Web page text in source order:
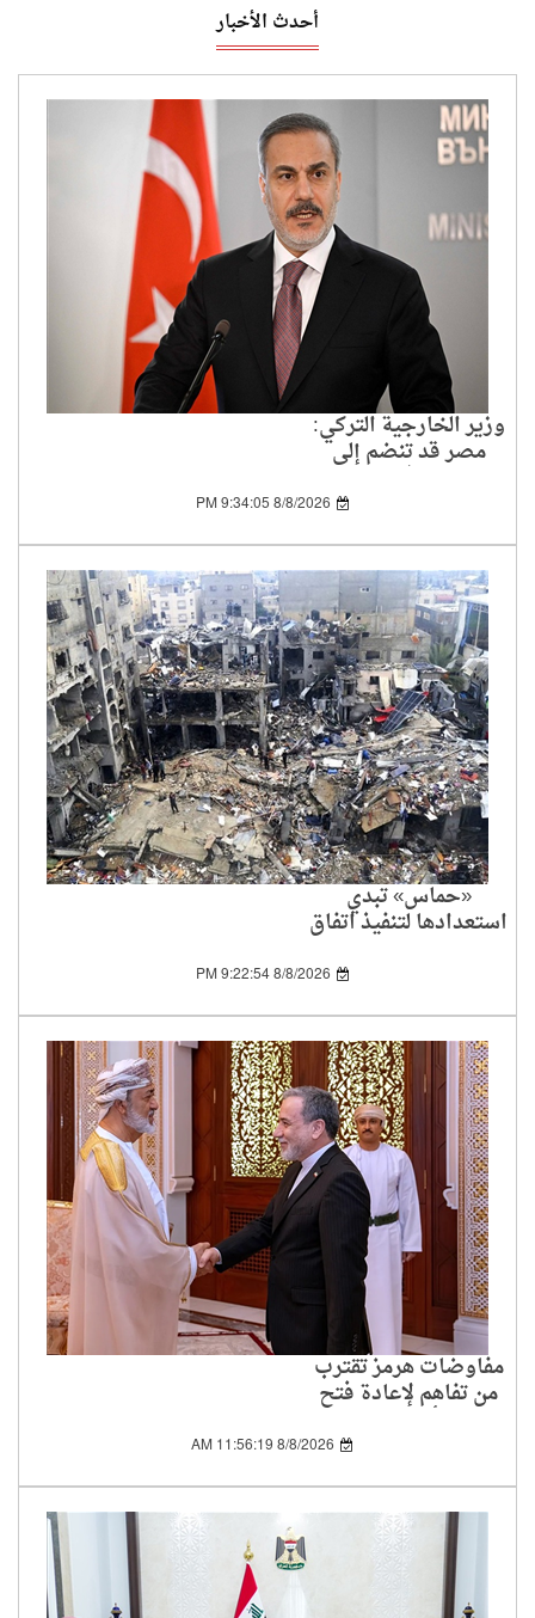
أحدث الأخبار
وزير الخارجية التركي:
مصر قد تنضم إلى
اتفاقية الدفاع المشترك
بمجرد تسوية بعض8/8/2026 9:34:05 PM
«حماس» تبدي
استعدادها لتنفيذ اتفاق
بإلزام إسرائيل بالمرحلة8/8/2026 9:22:54 PM
مفاوضات هرمز تقترب
من تفاهم لإعادة فتح
الممر أمام الملاحة
8/8/2026 11:56:19 AM